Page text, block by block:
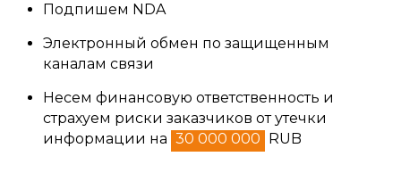
Подпишем NDA
Электронный обмен по защищенным
каналам связи
Несем финансовую ответственность и
страхуем риски заказчиков от утечки
информации на 30 000 000 RUB